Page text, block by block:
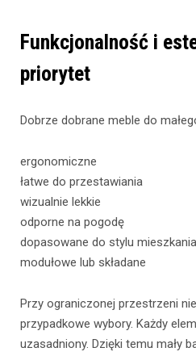
Funkcjonalność i
priorytet
Dobrze dobrane meble do
ergonomiczne
łatwe do przestawiania
wizualnie lekkie
odporne na pogodę
dopasowane do stylu mieszkania
modułowe lub składane
Przy ograniczonej przestrzeni
przypadkowe wybory. Każdy
uzasadniony. Dzięki temu mały